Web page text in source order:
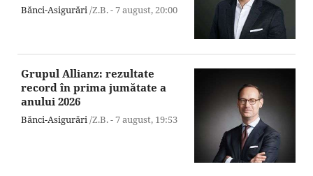
Bănci-Asigurări/Z.B. -7 august,20:00
Grupul Allianz: rezultate
record în prima jumătate a
anului 2026
Bănci-Asigurări/Z.B. -7 august, 19:53